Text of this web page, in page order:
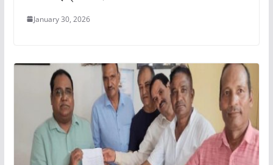
January 30, 2026